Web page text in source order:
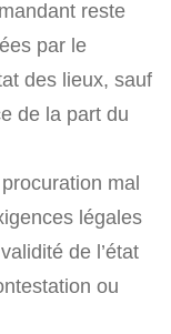
reste
par le
des lieux, sauf
de la part du
mal
légales
de l’état
ou